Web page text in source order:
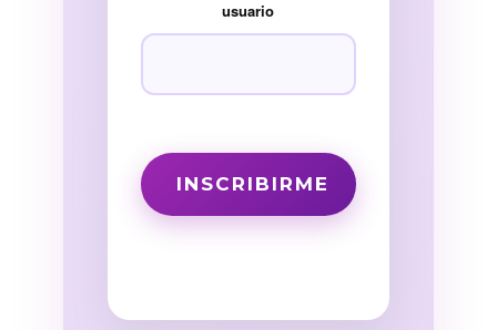
usuario